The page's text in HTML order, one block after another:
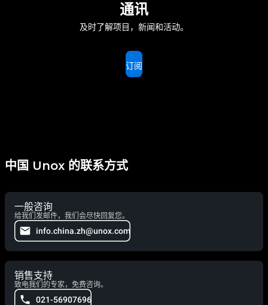
通讯
及时了解项目，新闻和活动。
订阅
中国 Unox 的联系方式
一般咨询
给我们发邮件，我们会尽快回复您。
info.china.zh@unox.com
销售支持
致电我们的专家，免费咨询。
021-56907696